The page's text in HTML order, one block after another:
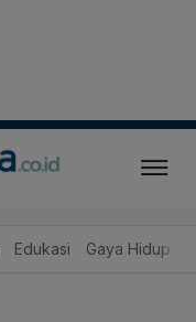
Edukasi Gaya Hidup